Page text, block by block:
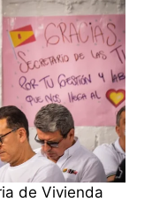
de Vivienda